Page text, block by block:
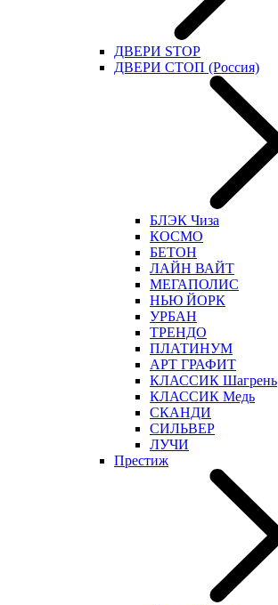
ДВЕРИ STOP
ДВЕРИ СТОП (Россия)
БЛЭК Чиза
КОСМО
БЕТОН
ЛАЙН ВАЙТ
МЕГАПОЛИС
НЬЮ ЙОРК
УРБАН
ТРЕНДО
ПЛАТИНУМ
АРТ ГРАФИТ
КЛАССИК Шагрень
КЛАССИК Медь
СКАНДИ
СИЛЬВЕР
ЛУЧИ
Престиж